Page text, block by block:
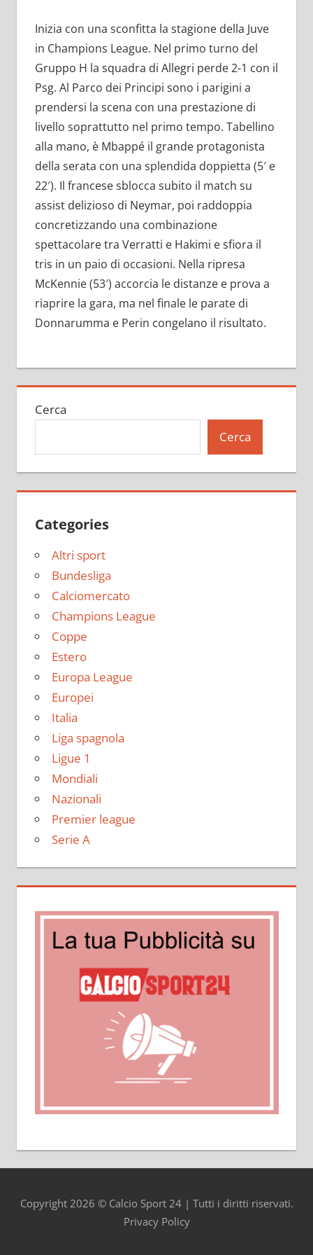
Inizia con una sconfitta la stagione della Juve
in Champions League. Nel primo turno del
Gruppo H la squadra di Allegri perde 2-1 con il
Psg. Al Parco dei Principi sono i parigini a
prendersi la scena con una prestazione di
livello soprattutto nel primo tempo. Tabellino
alla mano, è Mbappé il grande protagonista
della serata con una splendida doppietta (5′ e
22′). Il francese sblocca subito il match su
assist delizioso di Neymar, poi raddoppia
concretizzando una combinazione
spettacolare tra Verratti e Hakimi e sfiora il
tris in un paio di occasioni. Nella ripresa
McKennie (53′) accorcia le distanze e prova a
riaprire la gara, ma nel finale le parate di
Donnarumma e Perin congelano il risultato.
Cerca
Cerca
Categories
Altri sport
Bundesliga
Calciomercato
Champions League
Coppe
Estero
Europa League
Europei
Italia
Liga spagnola
Ligue 1
Mondiali
Nazionali
Premier league
Serie A
Copyright 2026 © Calcio Sport 24 | Tutti i diritti riservati.
Privacy Policy